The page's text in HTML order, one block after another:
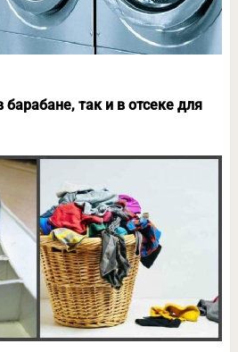
так и в отсеке для